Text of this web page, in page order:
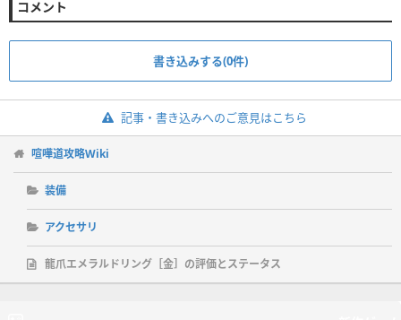
コメント
書き込みする(0件)
記事・書き込みへのご意見はこちら
喧嘩道攻略Wiki
装備
アクセサリ
龍爪エメラルドリング［金］の評価とステータス